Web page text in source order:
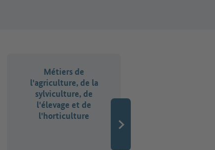
Métiers de
l'agriculture, de la
sylviculture, de
l'élevage et de
l'horticulture